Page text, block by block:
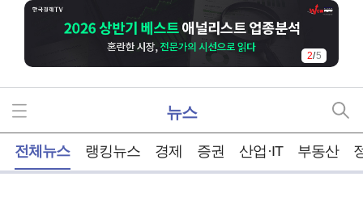
3/5
뉴스
전체뉴스 랭킹뉴스 경제 증권 산업·IT 부동산